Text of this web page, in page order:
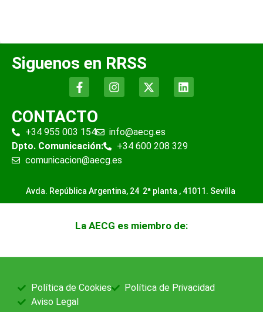
Siguenos en RRSS
CONTACTO
+34 955 003 154
info@aecg.es
Dpto. Comunicación:
+34 600 208 329
comunicacion@aecg.es
Avda. República Argentina, 24 2ª planta , 41011. Sevilla
La AECG es miembro de:
Política de Cookies
Política de Privacidad
Aviso Legal